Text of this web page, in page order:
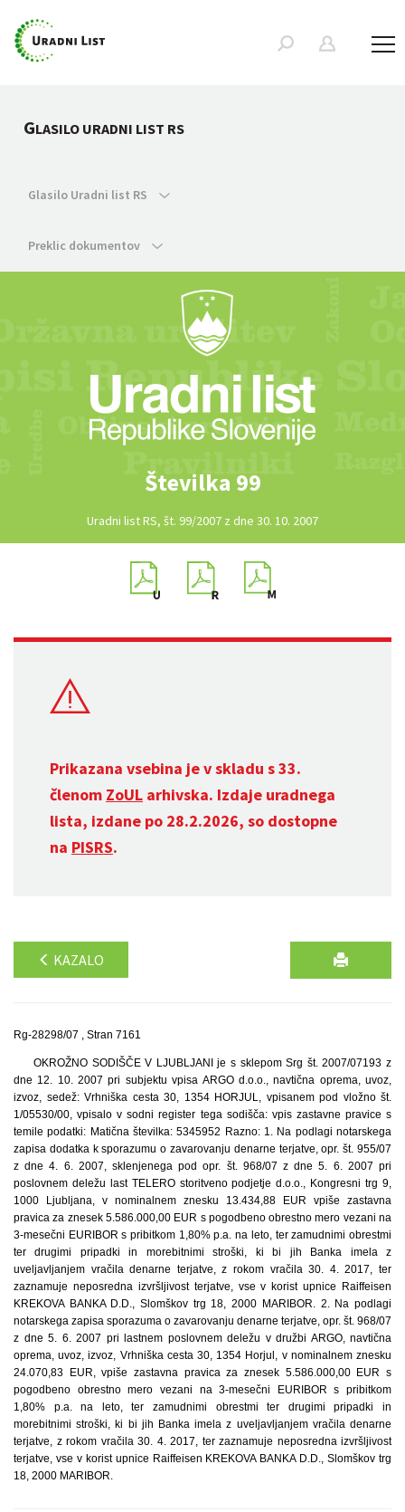
GLASILO URADNI LIST RS
Glasilo Uradni list RS
Preklic dokumentov
Številka 99
Uradni list RS, št. 99/2007 z dne 30. 10. 2007
Prikazana vsebina je v skladu s 33.
členom ZoUL arhivska. Izdaje uradnega
lista, izdane po 28.2.2026, so dostopne
na PISRS.
KAZALO
Rg-28298/07 , Stran 7161
OKROŽNO SODIŠČE V LJUBLJANI je s sklepom Srg št. 2007/07193 z
dne 12. 10. 2007 pri subjektu vpisa ARGO d.o.o., navtična oprema, uvoz,
izvoz, sedež: Vrhniška cesta 30, 1354 HORJUL, vpisanem pod vložno št.
1/05530/00, vpisalo v sodni register tega sodišča: vpis zastavne pravice s
temile podatki: Matična številka: 5345952 Razno: 1. Na podlagi notarskega
zapisa dodatka k sporazumu o zavarovanju denarne terjatve, opr. št. 955/07
z dne 4. 6. 2007, sklenjenega pod opr. št. 968/07 z dne 5. 6. 2007 pri
poslovnem deležu last TELERO storitveno podjetje d.o.o., Kongresni trg 9,
1000 Ljubljana, v nominalnem znesku 13.434,88 EUR vpiše zastavna
pravica za znesek 5.586.000,00 EUR s pogodbeno obrestno mero vezani na
3-mesečni EURIBOR s pribitkom 1,80% p.a. na leto, ter zamudnimi obrestmi
ter drugimi pripadki in morebitnimi stroški, ki bi jih Banka imela z
uveljavljanjem vračila denarne terjatve, z rokom vračila 30. 4. 2017, ter
zaznamuje neposredna izvršljivost terjatve, vse v korist upnice Raiffeisen
KREKOVA BANKA D.D., Slomškov trg 18, 2000 MARIBOR. 2. Na podlagi
notarskega zapisa sporazuma o zavarovanju denarne terjatve, opr. št. 968/07
z dne 5. 6. 2007 pri lastnem poslovnem deležu v družbi ARGO, navtična
oprema, uvoz, izvoz, Vrhniška cesta 30, 1354 Horjul, v nominalnem znesku
24.070,83 EUR, vpiše zastavna pravica za znesek 5.586.000,00 EUR s
pogodbeno obrestno mero vezani na 3-mesečni EURIBOR s pribitkom
1,80% p.a. na leto, ter zamudnimi obrestmi ter drugimi pripadki in
morebitnimi stroški, ki bi jih Banka imela z uveljavljanjem vračila denarne
terjatve, z rokom vračila 30. 4. 2017, ter zaznamuje neposredna izvršljivost
terjatve, vse v korist upnice Raiffeisen KREKOVA BANKA D.D., Slomškov trg
18, 2000 MARIBOR.